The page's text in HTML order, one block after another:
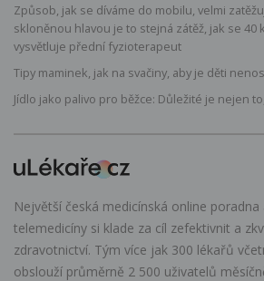
Způsob, jak se díváme do mobilu, velmi
skloněnou hlavou je to stejná zátěž, jak se 40
vysvětluje přední fyzioterapeut
Tipy maminek, jak na svačiny, aby je děti
Jídlo jako palivo pro běžce: Důležité je nejen
Největší česká medicínská online
telemedicíny si klade za cíl zefektivnit a
zdravotnictví. Tým více jak 300 lékařů
obslouží průměrně 2 500 uživatelů